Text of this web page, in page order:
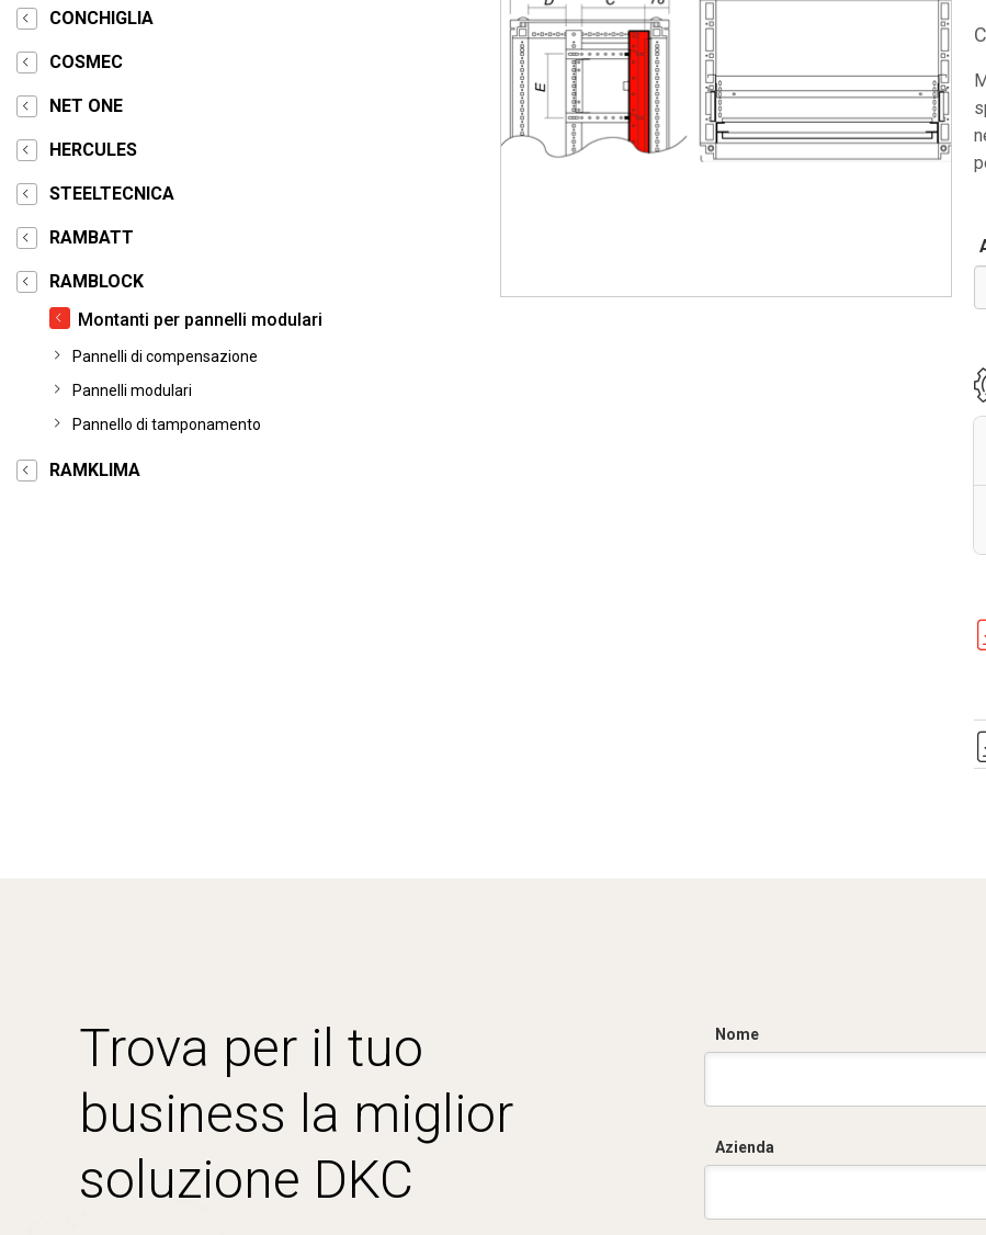
CONCHIGLIA
COSMEC
NET ONE
HERCULES
STEELTECNICA
RAMBATT
RAMBLOCK
Montanti per pannelli modulari
Pannelli di compensazione
Pannelli modulari
Pannello di tamponamento
RAMKLIMA
Trova per il tuo
business la miglior
soluzione DKC
Nome
Azienda